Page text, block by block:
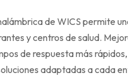
de WICS permite
y centros de salud.
de respuesta más
adaptadas a cada